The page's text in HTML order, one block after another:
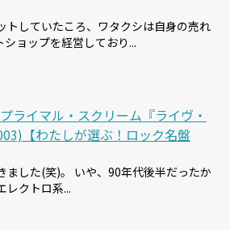
トしていたころ、ワタクシは自身の売れ
ョップを経営しており...
ライマル・スクリーム『ライヴ・
【わたしが選ぶ！ロック名盤
ました(笑)。 いや、90年代後半だったか
レクトロ系...